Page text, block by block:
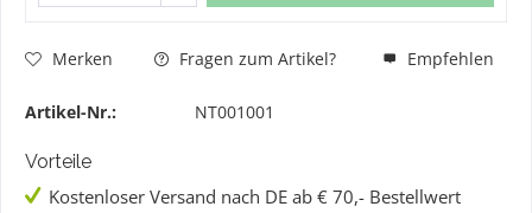
Merken Fragen zum Artikel? Empfehlen
Artikel-Nr.: NT001001
Vorteile
Kostenloser Versand nach DE ab € 70,- Bestellwert